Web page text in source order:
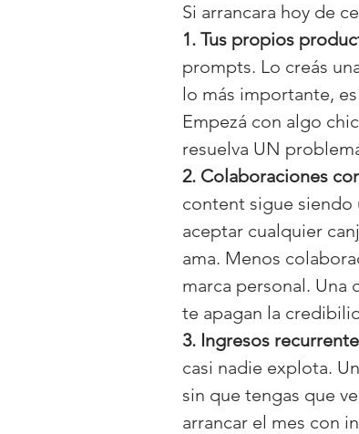
Si arrancara hoy de
1. Tus propios
prompts. Lo creás
lo más importante,
Empezá con algo
resuelva UN
2. Colaboraciones
content sigue siendo
aceptar cualquier
ama. Menos
marca personal. Una
te apagan la
3. Ingresos
casi nadie explota.
sin que tengas que
arrancar el mes con